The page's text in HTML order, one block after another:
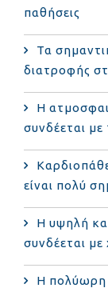
παθήσεις
Τα
διατροφής
Η
συνδέεται
είναι πολύ
Η υψηλή
συνδέεται
Η πολύωρη